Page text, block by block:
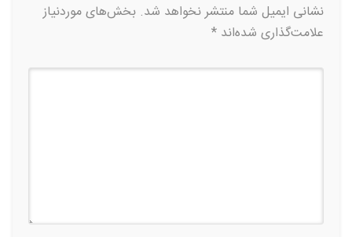
نشانی ایمیل شما منتشر نخواهد شد. بخش‌های موردنیاز
علامت‌گذاری شده‌اند *